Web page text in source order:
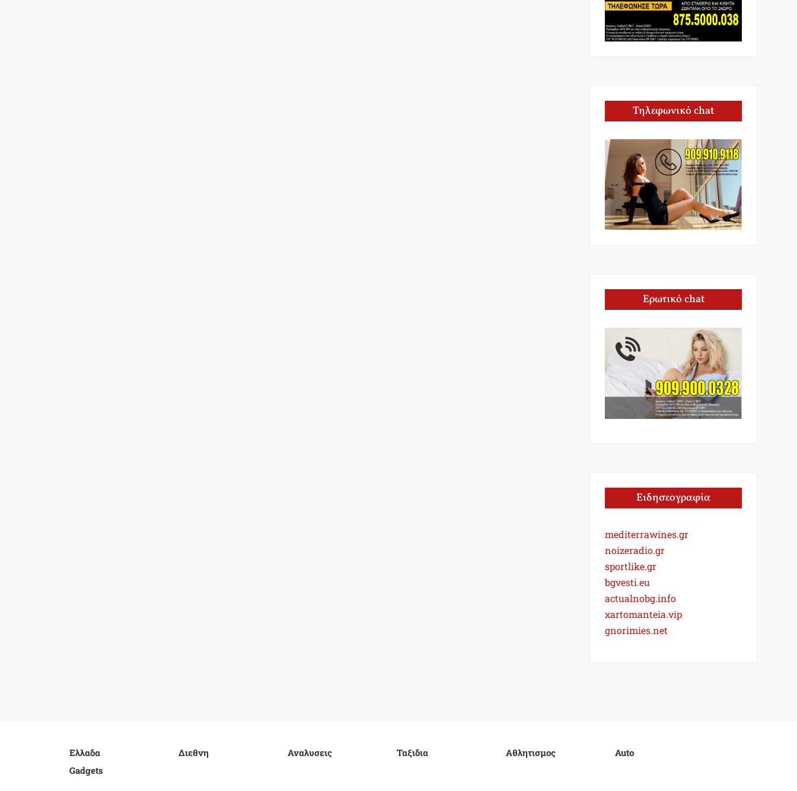
Τηλεφωνικό chat
Ερωτικό chat
Ειδησεογραφία
mediterrawines.gr
noizeradio.gr
sportlike.gr
bgvesti.eu
actualnobg.info
xartomanteia.vip
gnorimies.net
Ελλαδα Διεθνη Αναλυσεις Ταξιδια Αθλητισμος
Auto
Gadgets